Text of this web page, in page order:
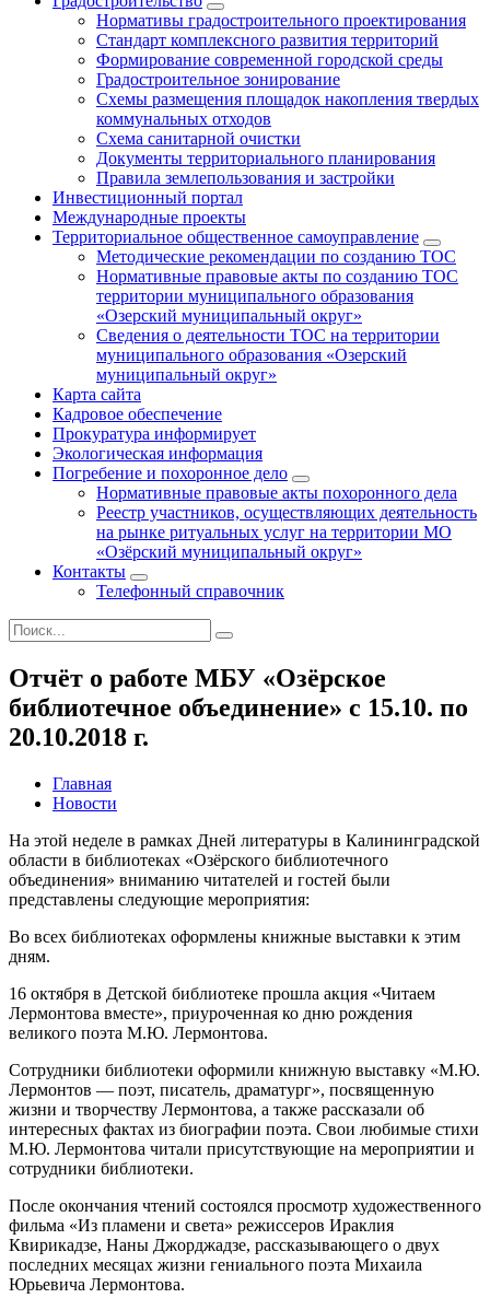
Нормативы градостроительного проектирования
Стандарт комплексного развития территорий
Формирование современной городской среды
Градостроительное зонирование
Схемы размещения площадок накопления твердых
коммунальных отходов
Схема санитарной очистки
Документы территориального планирования
Правила землепользования и застройки
Инвестиционный портал
Международные проекты
Территориальное общественное самоуправление
Методические рекомендации по созданию ТОС
Нормативные правовые акты по созданию ТОС
территории муниципального образования
«Озерский муниципальный округ»
Сведения о деятельности ТОС на территории
муниципального образования «Озерский
муниципальный округ»
Карта сайта
Кадровое обеспечение
Прокуратура информирует
Экологическая информация
Погребение и похоронное дело
Нормативные правовые акты похоронного дела
Реестр участников, осуществляющих деятельность
на рынке ритуальных услуг на территории МО
«Озёрский муниципальный округ»
Контакты
Телефонный справочник
Отчёт о работе МБУ «Озёрское
библиотечное объединение» с 15.10. по
20.10.2018 г.
Главная
Новости
На этой неделе в рамках Дней литературы в Калининградской
области в библиотеках «Озёрского библиотечного
объединения» вниманию читателей и гостей были
представлены следующие мероприятия:
Во всех библиотеках оформлены книжные выставки к этим
дням.
16 октября в Детской библиотеке прошла акция «Читаем
Лермонтова вместе», приуроченная ко дню рождения
великого поэта М.Ю. Лермонтова.
Сотрудники библиотеки оформили книжную выставку «М.Ю.
Лермонтов — поэт, писатель, драматург», посвященную
жизни и творчеству Лермонтова, а также рассказали об
интересных фактах из биографии поэта. Свои любимые стихи
М.Ю. Лермонтова читали присутствующие на мероприятии и
сотрудники библиотеки.
После окончания чтений состоялся просмотр художественного
фильма «Из пламени и света» режиссеров Ираклия
Квирикадзе, Наны Джорджадзе, рассказывающего о двух
последних месяцах жизни гениального поэта Михаила
Юрьевича Лермонтова.